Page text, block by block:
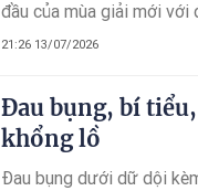
đầu của mùa giải mới
học, doanh nghiệp,
21:26 13/07/2026
Đau bụng, bí
khổng lồ
Đau bụng dưới dữ dội